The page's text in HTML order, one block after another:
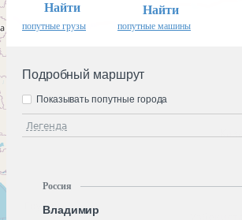
Найти
попутные грузы
Найти
попутные машины
Подробный маршрут
Легенда
Показывать попутные города
Россия
Владимир